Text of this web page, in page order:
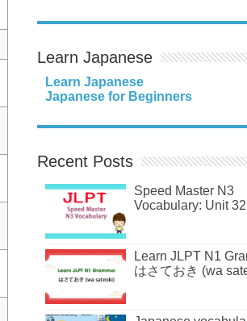
Learn Japanese
Learn Japanese
Japanese for Beginners
Recent Posts
Speed Master N3
Vocabulary: Unit 32
Learn JLPT N1
はさておき (wa